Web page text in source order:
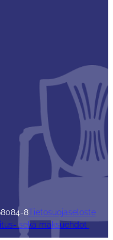
8Tietosuojaseloste
sekä maksuehdot